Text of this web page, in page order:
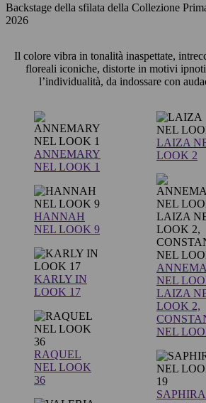
Backstage della sfilata della Collezione
2026
Il colore vibra in tonalità inaspettate,
floreali iconiche, distorte in motivi
l’individualità, da indossare con
ANNEMARY
NEL LOOK 1
HANNAH
NEL LOOK 9
KARLY IN
LOOK 17
RAQUEL
NEL LOOK
36
LAIZA
LOOK 2
NEL
LAIZA
LOOK 2,
NEL
SAPHIRA